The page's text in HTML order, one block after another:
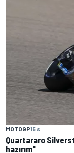
MOTOGP15 s
Quartararo
hazırım"